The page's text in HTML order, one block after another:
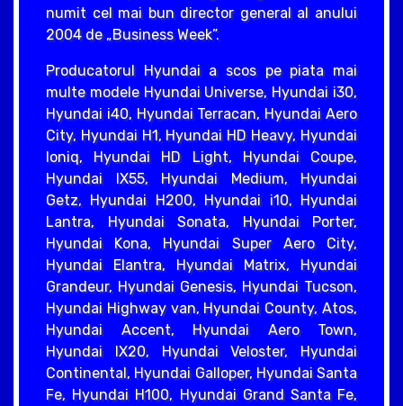
numit cel mai bun director general al anului
2004 de „Business Week”.
Producatorul Hyundai a scos pe piata mai
multe modele Hyundai Universe, Hyundai i30,
Hyundai i40, Hyundai Terracan, Hyundai Aero
City, Hyundai H1, Hyundai HD Heavy, Hyundai
Ioniq, Hyundai HD Light, Hyundai Coupe,
Hyundai IX55, Hyundai Medium, Hyundai
Getz, Hyundai H200, Hyundai i10, Hyundai
Lantra, Hyundai Sonata, Hyundai Porter,
Hyundai Kona, Hyundai Super Aero City,
Hyundai Elantra, Hyundai Matrix, Hyundai
Grandeur, Hyundai Genesis, Hyundai Tucson,
Hyundai Highway van, Hyundai County, Atos,
Hyundai Accent, Hyundai Aero Town,
Hyundai IX20, Hyundai Veloster, Hyundai
Continental, Hyundai Galloper, Hyundai Santa
Fe, Hyundai H100, Hyundai Grand Santa Fe,